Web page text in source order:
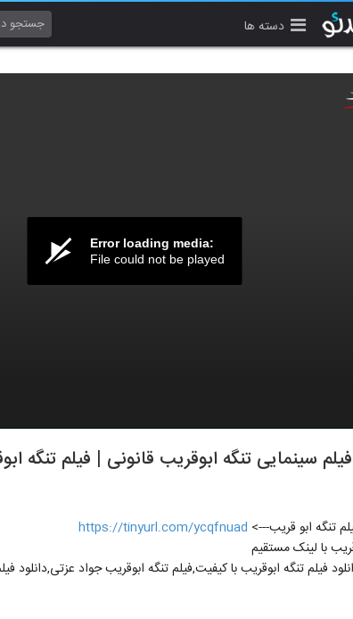
دسته ها
Error loading media:
File could not be played
فيلم سينمایی تنگه ابوقریب قانونی | فيلم تنگه
تنگه ابو قریب---> https://tinyurl.com/ycqfnuad
با لینک مستقیم
فیلم تنگه ابوقریب با کیفیت,فیلم تنگه ابوقریب جواد عزتی,دانلود